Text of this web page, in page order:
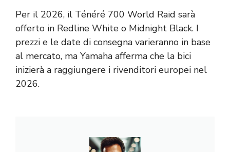
Per il 2026, il Ténéré 700 World Raid sarà
offerto in Redline White o Midnight Black. I
prezzi e le date di consegna varieranno in base
al mercato, ma Yamaha afferma che la bici
inizierà a raggiungere i rivenditori europei nel
2026.